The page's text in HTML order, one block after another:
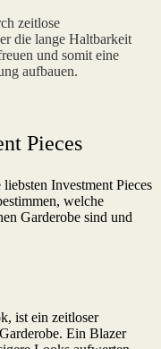
zeitlose
die lange Haltbarkeit
und somit eine
aufbauen.
Pieces
Investment Pieces
welche
Garderobe sind und
ist ein zeitloser
Ein Blazer